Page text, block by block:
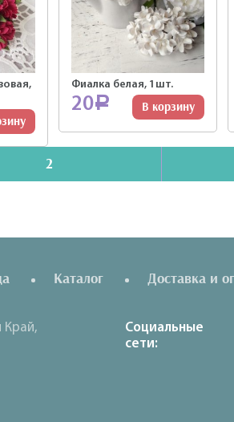
Фиалка белая, 1шт.
20Р В корзину
2
Каталог Доставка и
Край,
Социальные
сети: